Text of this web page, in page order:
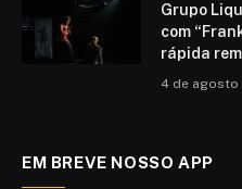
Grupo
com
rápida
4 de agosto
EM BREVE NOSSO APP